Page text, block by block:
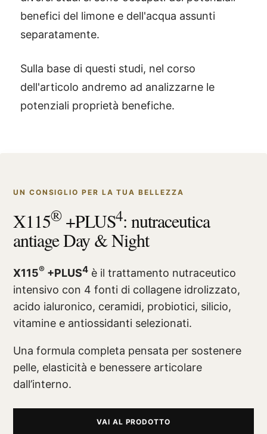
benefici del limone e dell'acqua assunti
separatamente.
Sulla base di questi studi, nel corso
dell'articolo andremo ad analizzarne le
potenziali proprietà benefiche.
UN CONSIGLIO PER LA TUA BELLEZZA
X115®+PLUS4: nutraceutica
antiage Day & Night
X115® +PLUS4 è il trattamento nutraceutico
intensivo con 4 fonti di collagene idrolizzato,
acido ialuronico, ceramidi, probiotici, silicio,
vitamine e antiossidanti selezionati.
Una formula completa pensata per sostenere
pelle, elasticità e benessere articolare
dall’interno.
VAI AL PRODOTTO